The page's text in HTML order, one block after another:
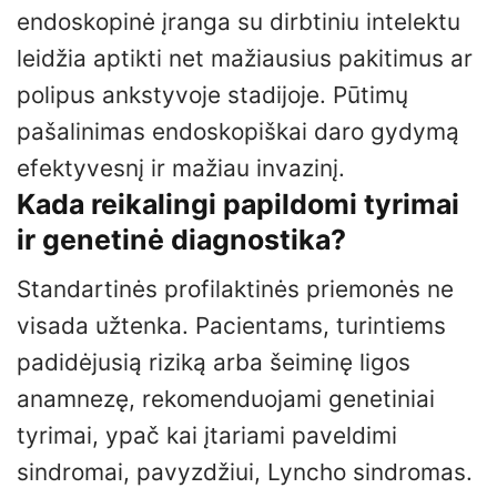
endoskopinė įranga su dirbtiniu intelektu
leidžia aptikti net mažiausius pakitimus ar
polipus ankstyvoje stadijoje. Pūtimų
pašalinimas endoskopiškai daro gydymą
efektyvesnį ir mažiau invazinį.
Kada reikalingi papildomi tyrimai
ir genetinė diagnostika?
Standartinės profilaktinės priemonės ne
visada užtenka. Pacientams, turintiems
padidėjusią riziką arba šeiminę ligos
anamnezę, rekomenduojami genetiniai
tyrimai, ypač kai įtariami paveldimi
sindromai, pavyzdžiui, Lyncho sindromas.